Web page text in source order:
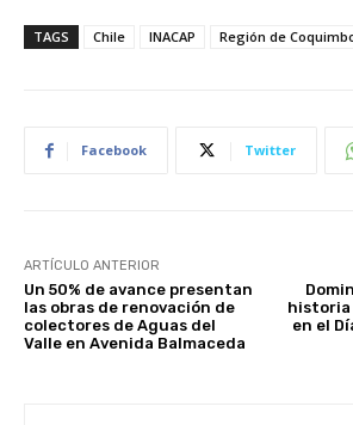
TAGS Chile INACAP Región de
Facebook Twitter
ARTÍCULO ANTERIOR
Un 50% de avance presentan
las obras de renovación de
colectores de Aguas del
Valle en Avenida Balmaceda
historia
en el